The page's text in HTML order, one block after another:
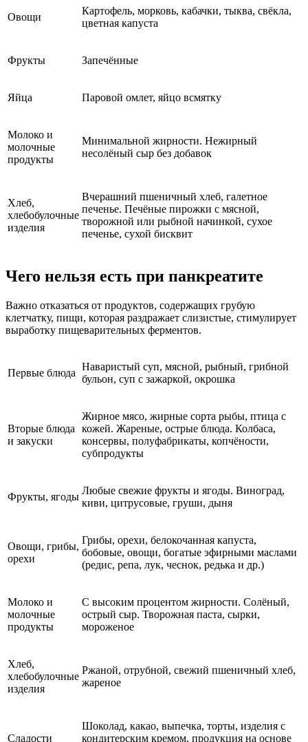
Овощи
Картофель, морковь, кабачки, тыква, свёкла,
цветная капуста
Фрукты Запечённые
Яйца Паровой омлет, яйцо всмятку
Молоко и
молочные
продукты
Минимальной жирности. Нежирный
несолёный сыр без добавок
Хлеб,
хлебобулочные
изделия
Вчерашний пшеничный хлеб, галетное
печенье. Печёные пирожки с мясной,
творожной или рыбной начинкой, сухое
печенье, сухой бисквит
Чего нельзя есть при панкреатите
Важно отказаться от продуктов, содержащих грубую
клетчатку, пищи, которая раздражает слизистые, стимулирует
выработку пищеварительных ферментов.
Первые блюда
Наваристый суп, мясной, рыбный, грибной
бульон, суп с зажаркой, окрошка
Вторые блюда
и закуски
Жирное мясо, жирные сорта рыбы, птица с
кожей. Жареные, острые блюда. Колбаса,
консервы, полуфабрикаты, копчёности,
субпродукты
Фрукты, ягоды
Любые свежие фрукты и ягоды. Виноград,
киви, цитрусовые, груши, дыня
Овощи, грибы,
орехи
Грибы, орехи, белокочанная капуста,
бобовые, овощи, богатые эфирными маслами
(редис, репа, лук, чеснок, редька и др.)
Молоко и
молочные
продукты
С высоким процентом жирности. Солёный,
острый сыр. Творожная паста, сырки,
мороженое
Хлеб,
хлебобулочные
изделия
Ржаной, отрубной, свежий пшеничный хлеб,
жареное
Сладости
Шоколад, какао, выпечка, торты, изделия с
кондитерским кремом, продукция на основе